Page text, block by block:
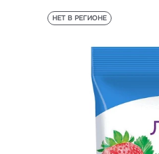
НЕТ В РЕГИОНЕ